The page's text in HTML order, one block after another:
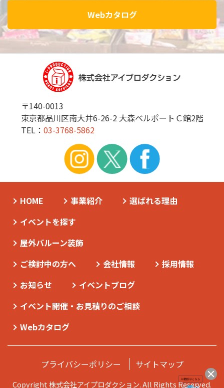
Webカタログ
〒140-0013
東京都品川区南大井6-26-2 大森ベルポートＣ館2階
TEL： 03-3768-5862
HOME 事業紹介
選ばれる理由
イベントを探す
屋外バルーン装飾
ご検討中の方へ
会社情報
採用情報
お知らせ
イベントブログ
イベント開催・お見積りのご相談
Webカタログ
プライバシーポリシー サイトマップ
Copyright 株式会社アイプロダクション. All Rights Reserved.